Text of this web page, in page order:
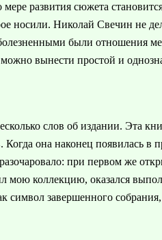
развития сюжета
носили. Николай Свечин не
были отношения
вынести простой и
слов об издании. Эта
Когда она наконец появилась
при первом же
мою коллекцию, оказался
символ завершенного